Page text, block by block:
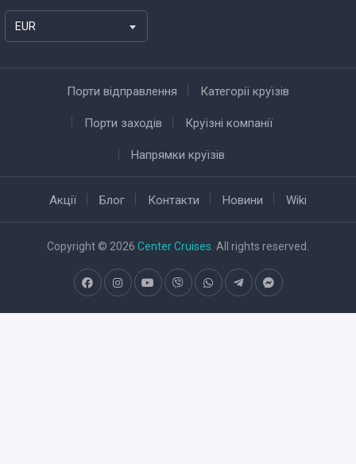
EUR
Порти відправлення Категорії круїзів
Порти заходів Круїзні компанії
Напрямки круїзів
Акції Блог Контакти Новини Wiki
Copyright © 2026 Center Cruises . All rights reserved.